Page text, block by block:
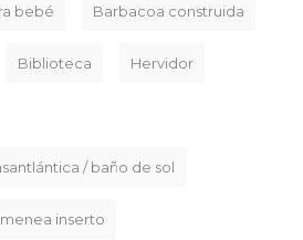
bebé Barbacoa construida
Biblioteca Hervidor
/ baño de sol
inserto